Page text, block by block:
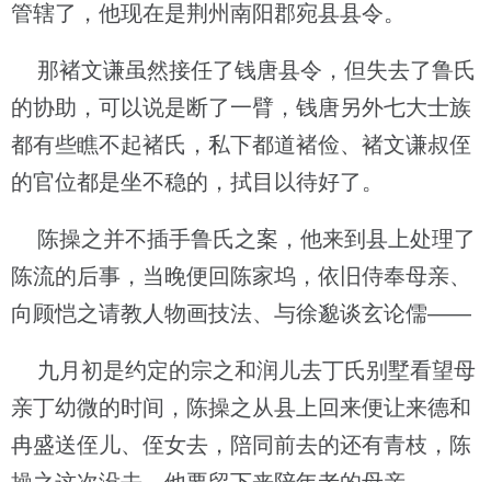
管辖了，他现在是荆州南阳郡宛县县令。
那褚文谦虽然接任了钱唐县令，但失去了鲁氏
的协助，可以说是断了一臂，钱唐另外七大士族
都有些瞧不起褚氏，私下都道褚俭、褚文谦叔侄
的官位都是坐不稳的，拭目以待好了。
陈操之并不插手鲁氏之案，他来到县上处理了
陈流的后事，当晚便回陈家坞，依旧侍奉母亲、
向顾恺之请教人物画技法、与徐邈谈玄论儒——
九月初是约定的宗之和润儿去丁氏别墅看望母
亲丁幼微的时间，陈操之从县上回来便让来德和
冉盛送侄儿、侄女去，陪同前去的还有青枝，陈